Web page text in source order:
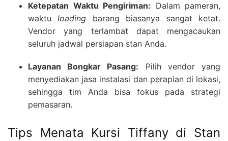
Ketepatan Waktu Pengiriman: Dalam pameran,
waktuloading barang biasanya sangat ketat.
Vendor yang terlambat dapat mengacaukan
seluruh jadwal persiapan stan Anda.
Layanan Bongkar Pasang: Pilih vendor yang
menyediakan jasa instalasi dan perapian di lokasi,
sehingga tim Anda bisa fokus pada strategi
pemasaran.
Tips Menata Kursi Tiffany di Stan